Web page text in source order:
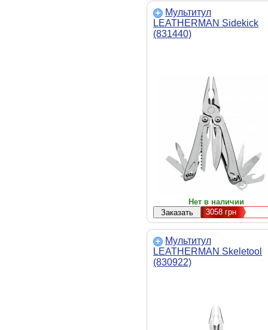
Мультитул
LEATHERMAN Sidekick
(831440)
Нет в наличии
3058 грн
Мультитул
LEATHERMAN Skeletool
(830922)